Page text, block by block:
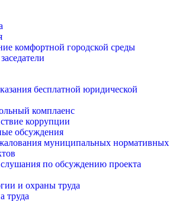
комфортной городской среды
бесплатной юридической
комплаенс
коррупции
обсуждения
муниципальных нормативных
по обсуждению проекта
и охраны труда
труда